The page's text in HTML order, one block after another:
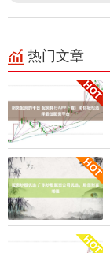
热门文章